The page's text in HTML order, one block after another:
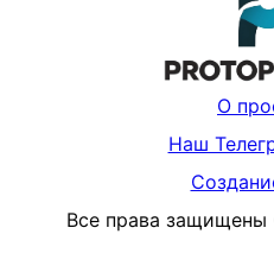
О
Наш
Все права защищены